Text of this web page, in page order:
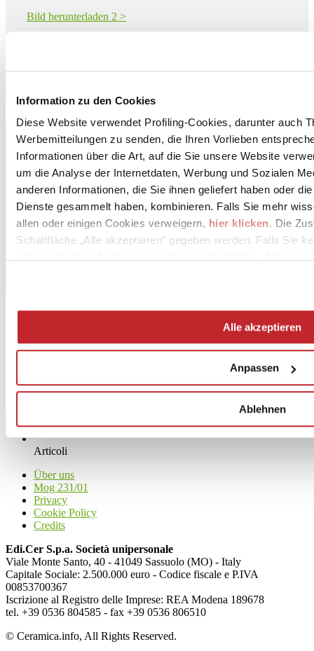
Information zu den Cookies
Diese Website verwendet Profiling-Cookies, darunter auch
Werbemitteilungen zu senden, die Ihren Vorlieben
Informationen über die Art, auf die Sie unsere Website
um die Analyse der Internetdaten, Werbung und Sozialen
anderen Informationen, die Sie ihnen geliefert haben oder
Dienste gesammelt haben, kombinieren. Falls Sie mehr
allen oder einigen Cookies verweigern, hier klicken. Die
Schaltfläche „Alle akzeptieren“ gegeben werden. Falls Sie
Alle akzeptieren
Anpassen
Ablehnen
Bild herunterladen 2 >
IMOLACERAMICA - COOPERATIVA CERAMICA
D'IMOLA S.c.
Via Vittorio Veneto 13
IMOLA, 40026
Bologna
Tel. 0542 601601
Fax 0542 31749
[email protected]
aziende
Articoli
Über uns
Mog 231/01
Privacy
Cookie Policy
Credits
Edi.Cer S.p.a. Società unipersonale
Viale Monte Santo, 40 - 41049 Sassuolo (MO) - Italy
Capitale Sociale: 2.500.000 euro - Codice fiscale e P.IVA
00853700367
Iscrizione al Registro delle Imprese: REA Modena 189678
tel. +39 0536 804585 - fax +39 0536 806510
© Ceramica.info, All Rights Reserved.